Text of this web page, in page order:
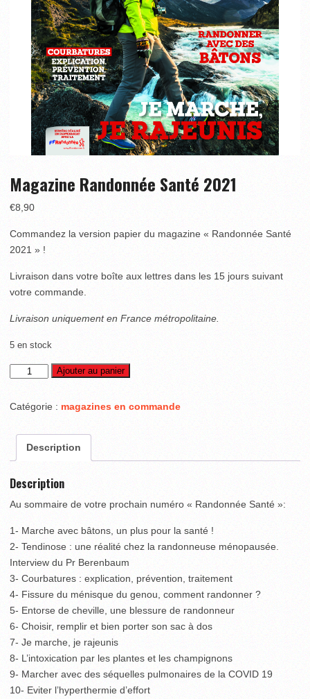
Magazine Randonnée Santé 2021
€8,90
Commandez la version papier du magazine « Randonnée Santé
2021 » !
Livraison dans votre boîte aux lettres dans les 15 jours suivant
votre commande.
Livraison uniquement en France métropolitaine.
5 en stock
quantité
Magazine
Santé
2021
Ajouter au panier
Catégorie : magazines en commande
Description
Description
Au sommaire de votre prochain numéro « Randonnée Santé »:
1- Marche avec bâtons, un plus pour la santé !
2- Tendinose : une réalité chez la randonneuse ménopausée.
Interview du Pr Berenbaum
3- Courbatures : explication, prévention, traitement
4- Fissure du ménisque du genou, comment randonner ?
5- Entorse de cheville, une blessure de randonneur
6- Choisir, remplir et bien porter son sac à dos
7- Je marche, je rajeunis
8- L’intoxication par les plantes et les champignons
9- Marcher avec des séquelles pulmonaires de la COVID 19
10- Eviter l’hyperthermie d’effort